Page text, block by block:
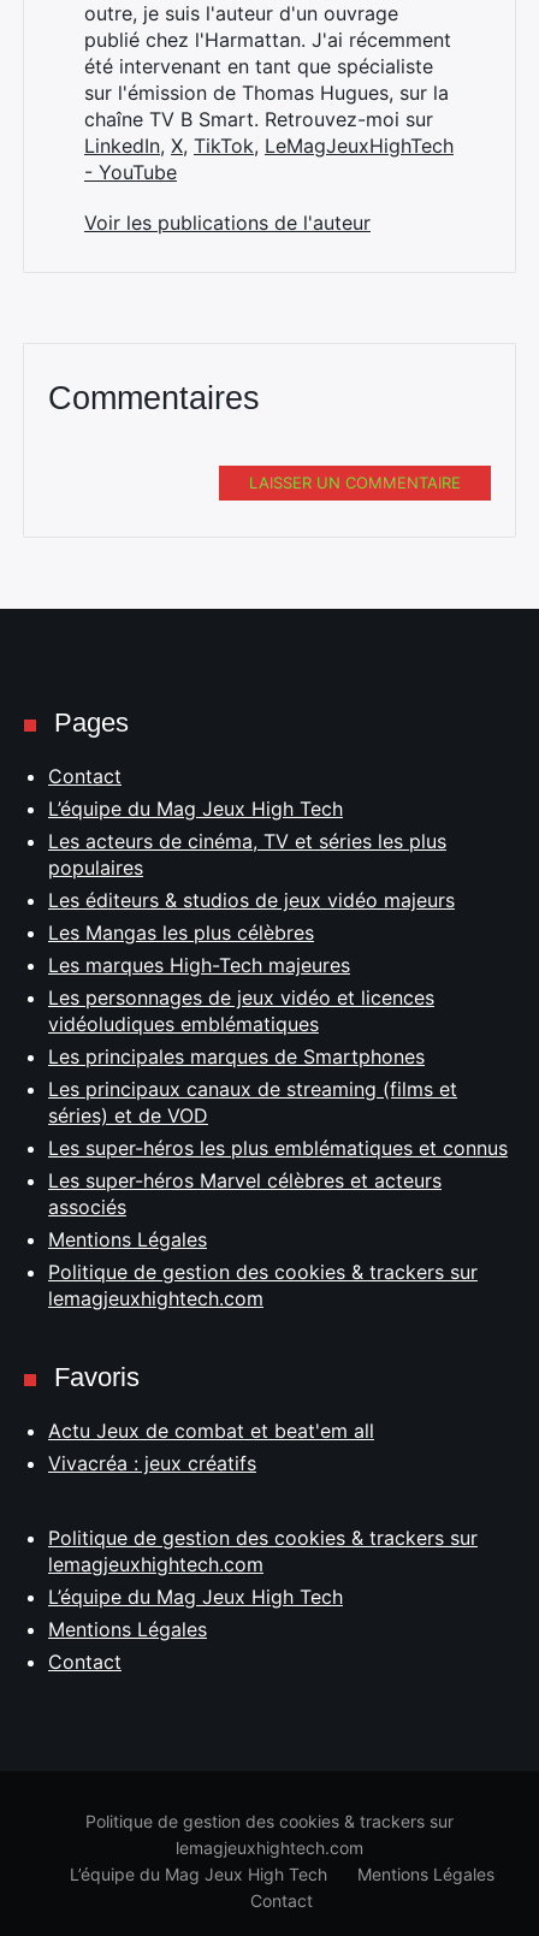
outre, je suis l'auteur d'un ouvrage
publié chez l'Harmattan. J'ai récemment
été intervenant en tant que spécialiste
sur l'émission de Thomas Hugues, sur la
chaîne TV B Smart. Retrouvez-moi sur
LinkedIn, X, TikTok, LeMagJeuxHighTech
- YouTube
Voir les publications de l'auteur
Commentaires
LAISSER UN COMMENTAIRE
Pages
Contact
L’équipe du Mag Jeux High Tech
Les acteurs de cinéma, TV et séries les plus
populaires
Les éditeurs & studios de jeux vidéo majeurs
Les Mangas les plus célèbres
Les marques High-Tech majeures
Les personnages de jeux vidéo et licences
vidéoludiques emblématiques
Les principales marques de Smartphones
Les principaux canaux de streaming (films et
séries) et de VOD
Les super-héros les plus emblématiques et connus
Les super-héros Marvel célèbres et acteurs
associés
Mentions Légales
Politique de gestion des cookies & trackers sur
lemagjeuxhightech.com
Favoris
Actu Jeux de combat et beat'em all
Vivacréa : jeux créatifs
Politique de gestion des cookies & trackers sur
lemagjeuxhightech.com
L’équipe du Mag Jeux High Tech
Mentions Légales
Contact
Politique de gestion des cookies & trackers sur
lemagjeuxhightech.com
L’équipe du Mag Jeux High Tech
Mentions Légales
Contact